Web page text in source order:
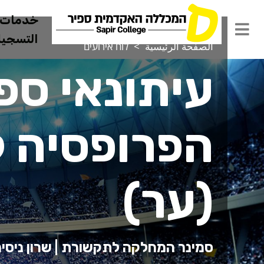
خدمات
الصفحة الرئيسية לוח אירועים
עיתונאי
(ער)
סמינר המחלקה לתקשורת | שרון